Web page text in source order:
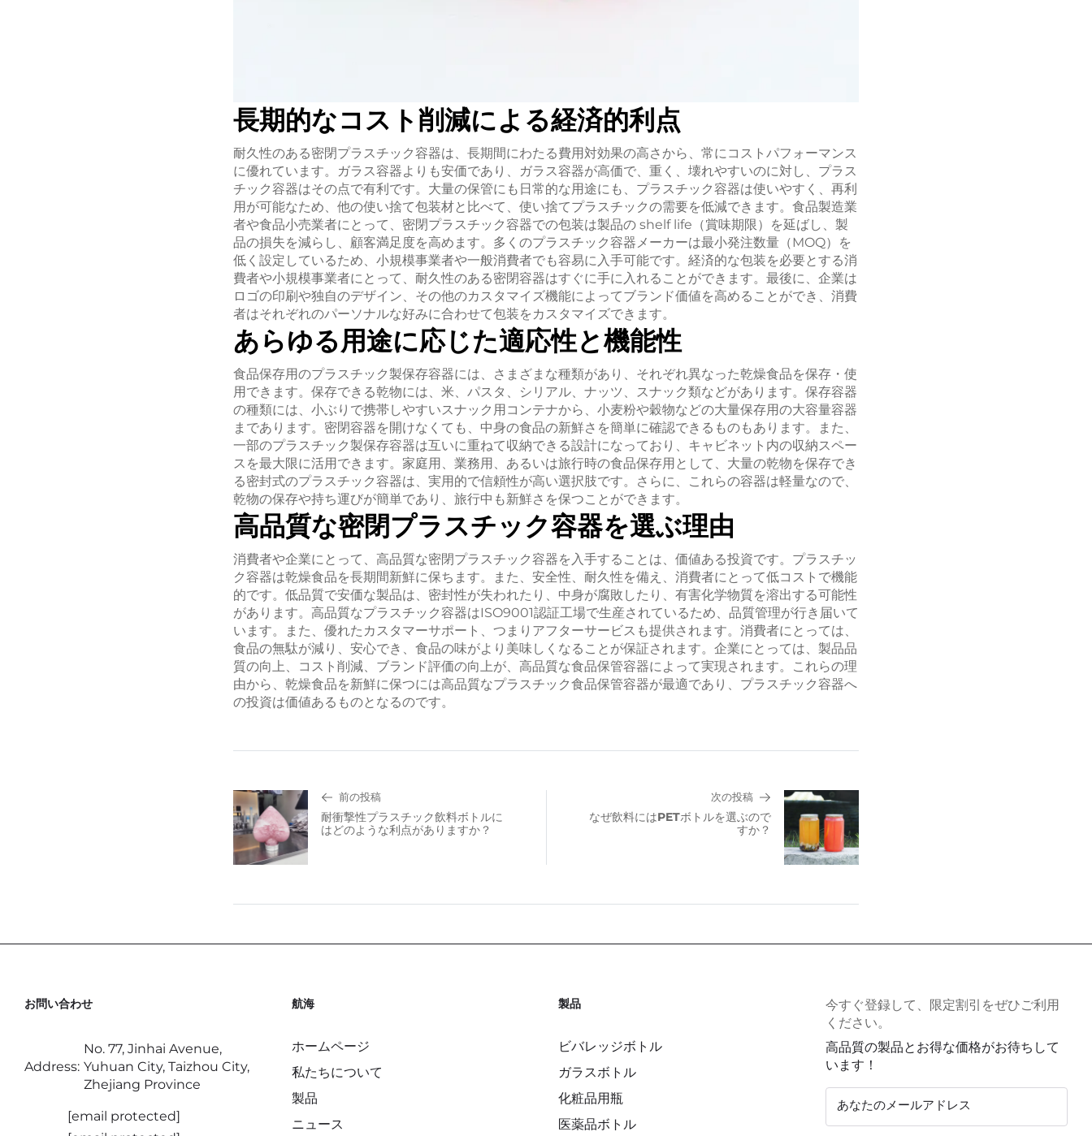
長期的なコスト削減による経済的利点
耐久性のある密閉プラスチック容器は、長期間にわたる費用対効果の高さから、常にコストパフォーマンス
に優れています。ガラス容器よりも安価であり、ガラス容器が高価で、重く、壊れやすいのに対し、プラス
チック容器はその点で有利です。大量の保管にも日常的な用途にも、プラスチック容器は使いやすく、再利
用が可能なため、他の使い捨て包装材と比べて、使い捨てプラスチックの需要を低減できます。食品製造業
者や食品小売業者にとって、密閉プラスチック容器での包装は製品の shelf life（賞味期限）を延ばし、製
品の損失を減らし、顧客満足度を高めます。多くのプラスチック容器メーカーは最小発注数量（MOQ）を
低く設定しているため、小規模事業者や一般消費者でも容易に入手可能です。経済的な包装を必要とする消
費者や小規模事業者にとって、耐久性のある密閉容器はすぐに手に入れることができます。最後に、企業は
ロゴの印刷や独自のデザイン、その他のカスタマイズ機能によってブランド価値を高めることができ、消費
者はそれぞれのパーソナルな好みに合わせて包装をカスタマイズできます。
あらゆる用途に応じた適応性と機能性
食品保存用のプラスチック製保存容器には、さまざまな種類があり、それぞれ異なった乾燥食品を保存・使
用できます。保存できる乾物には、米、パスタ、シリアル、ナッツ、スナック類などがあります。保存容器
の種類には、小ぶりで携帯しやすいスナック用コンテナから、小麦粉や穀物などの大量保存用の大容量容器
まであります。密閉容器を開けなくても、中身の食品の新鮮さを簡単に確認できるものもあります。また、
一部のプラスチック製保存容器は互いに重ねて収納できる設計になっており、キャビネット内の収納スペー
スを最大限に活用できます。家庭用、業務用、あるいは旅行時の食品保存用として、大量の乾物を保存でき
る密封式のプラスチック容器は、実用的で信頼性が高い選択肢です。さらに、これらの容器は軽量なので、
乾物の保存や持ち運びが簡単であり、旅行中も新鮮さを保つことができます。
高品質な密閉プラスチック容器を選ぶ理由
消費者や企業にとって、高品質な密閉プラスチック容器を入手することは、価値ある投資です。プラスチッ
ク容器は乾燥食品を長期間新鮮に保ちます。また、安全性、耐久性を備え、消費者にとって低コストで機能
的です。低品質で安価な製品は、密封性が失われたり、中身が腐敗したり、有害化学物質を溶出する可能性
があります。高品質なプラスチック容器はISO9001認証工場で生産されているため、品質管理が行き届いて
います。また、優れたカスタマーサポート、つまりアフターサービスも提供されます。消費者にとっては、
食品の無駄が減り、安心でき、食品の味がより美味しくなることが保証されます。企業にとっては、製品品
質の向上、コスト削減、ブランド評価の向上が、高品質な食品保管容器によって実現されます。これらの理
由から、乾燥食品を新鮮に保つには高品質なプラスチック食品保管容器が最適であり、プラスチック容器へ
の投資は価値あるものとなるのです。
前の投稿
耐衝撃性プラスチック飲料ボトルに
はどのような利点がありますか？
次の投稿
なぜ飲料にはPETボトルを選ぶので
すか？
お問い合わせ
Address:
No. 77, Jinhai Avenue,
Yuhuan City, Taizhou City,
Zhejiang Province
[email protected]
航海
ホームページ
私たちについて
製品
ニュース
製品
ビバレッジボトル
ガラスボトル
化粧品用瓶
医薬品ボトル
今すぐ登録して、限定割引をぜひご利用
ください。
高品質の製品とお得な価格がお待ちして
います！
あなたのメールアドレス